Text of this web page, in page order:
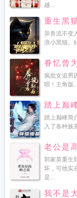
越...
重生黑
异兽流不变
浪小黑猫。
眷忆曾
疯批女追男
呗！主角版
踏上巅
踏上巅峰简
入了各种族
老公是
郭家英重生
坏，可他实
是...
我不是